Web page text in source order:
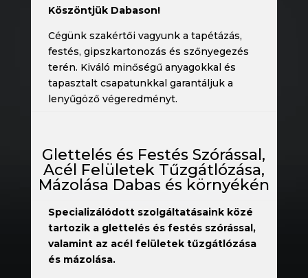
Köszöntjük Dabason!
Cégünk szakértői vagyunk a tapétázás,
festés, gipszkartonozás és szőnyegezés
terén. Kiváló minőségű anyagokkal és
tapasztalt csapatunkkal garantáljuk a
lenyűgöző végeredményt.
Glettelés és Festés Szórással,
Acél Felületek Tűzgátlózása,
Mázolása Dabas és környékén
Specializálódott szolgáltatásaink közé
tartozik a glettelés és festés szórással,
valamint az acél felületek tűzgátlózása
és mázolása.